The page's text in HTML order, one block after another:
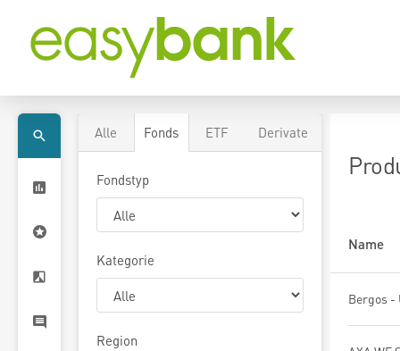
Alle Fonds ETF Derivate
Fondstyp
Kategorie
Region
Name